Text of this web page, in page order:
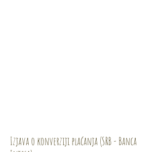
Izjava o konverziji plaćanja (SRB - Banca